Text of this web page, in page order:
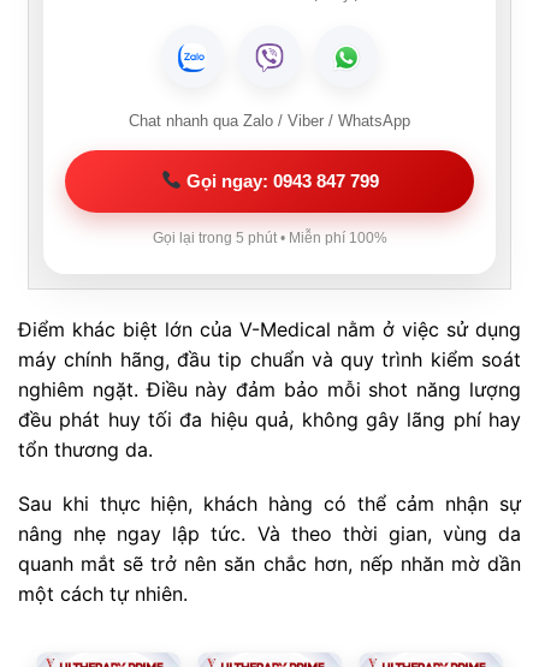
Chat nhanh qua Zalo / Viber / WhatsApp
Gọi ngay: 0943 847 799
Gọi lại trong 5 phút • Miễn phí 100%
Điểm khác biệt lớn của V-Medical nằm ở việc sử dụng
máy chính hãng, đầu tip chuẩn và quy trình kiểm soát
nghiêm ngặt. Điều này đảm bảo mỗi shot năng lượng
đều phát huy tối đa hiệu quả, không gây lãng phí hay
tổn thương da.
Sau khi thực hiện, khách hàng có thể cảm nhận sự
nâng nhẹ ngay lập tức. Và theo thời gian, vùng da
quanh mắt sẽ trở nên săn chắc hơn, nếp nhăn mờ dần
một cách tự nhiên.